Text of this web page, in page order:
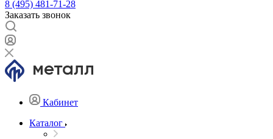
8 (495) 481-71-28
Заказать звонок
Кабинет
Каталог